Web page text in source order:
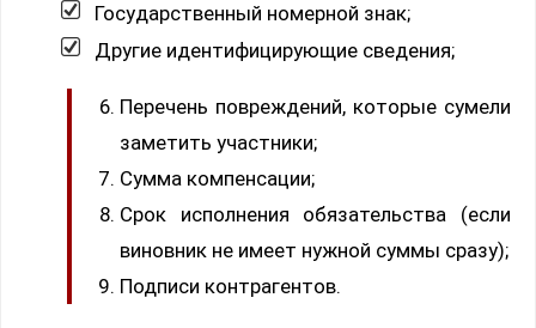
Государственный номерной знак;
Другие идентифицирующие сведения;
Перечень повреждений, которые сумели
заметить участники;
Сумма компенсации;
Срок исполнения обязательства (если
виновник не имеет нужной суммы сразу);
Подписи контрагентов.